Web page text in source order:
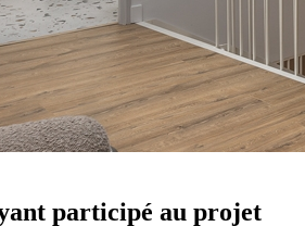
participé au projet